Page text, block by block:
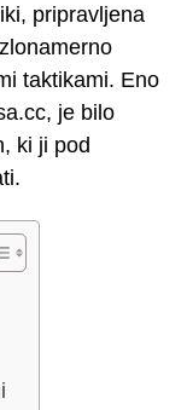
pripravljena
taktikami. Eno
je bilo
ki ji pod